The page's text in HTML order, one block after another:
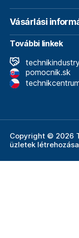
Vásárlási
További linkek
pomocnik.sk
Copyright © 2026
üzletek